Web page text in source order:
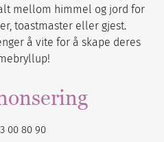
mellom himmel og jord for
toastmaster eller gjest.
å vite for å skape deres
00 80 90